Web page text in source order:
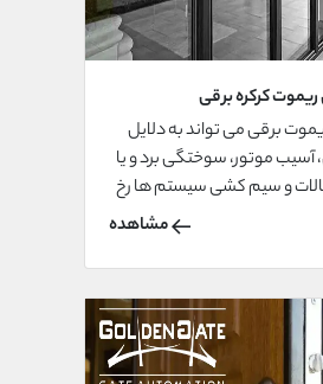
کرکره برقی
برقی می تواند به دلایل
موتور، سوختگی برد و یا
و سیم کشی سیستم ها رخ
از طریق مشاوره با کارشناسان
یابی آن بپردازید.
مشاهده